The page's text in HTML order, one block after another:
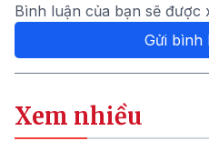
Bình luận của bạn sẽ được
Gửi bình
Xem nhiều